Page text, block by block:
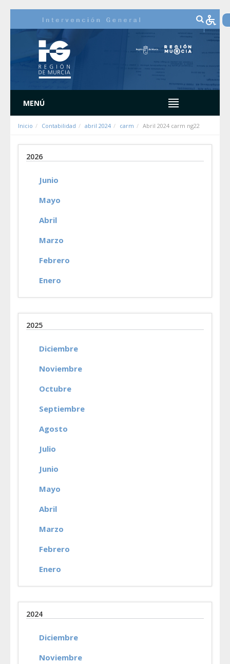
MENÚ
Inicio Contabilidad abril 2024 carm Abril 2024 carm ng22
2026
Junio
Mayo
Abril
Marzo
Febrero
Enero
2025
Diciembre
Noviembre
Octubre
Septiembre
Agosto
Julio
Junio
Mayo
Abril
Marzo
Febrero
Enero
2024
Diciembre
Noviembre